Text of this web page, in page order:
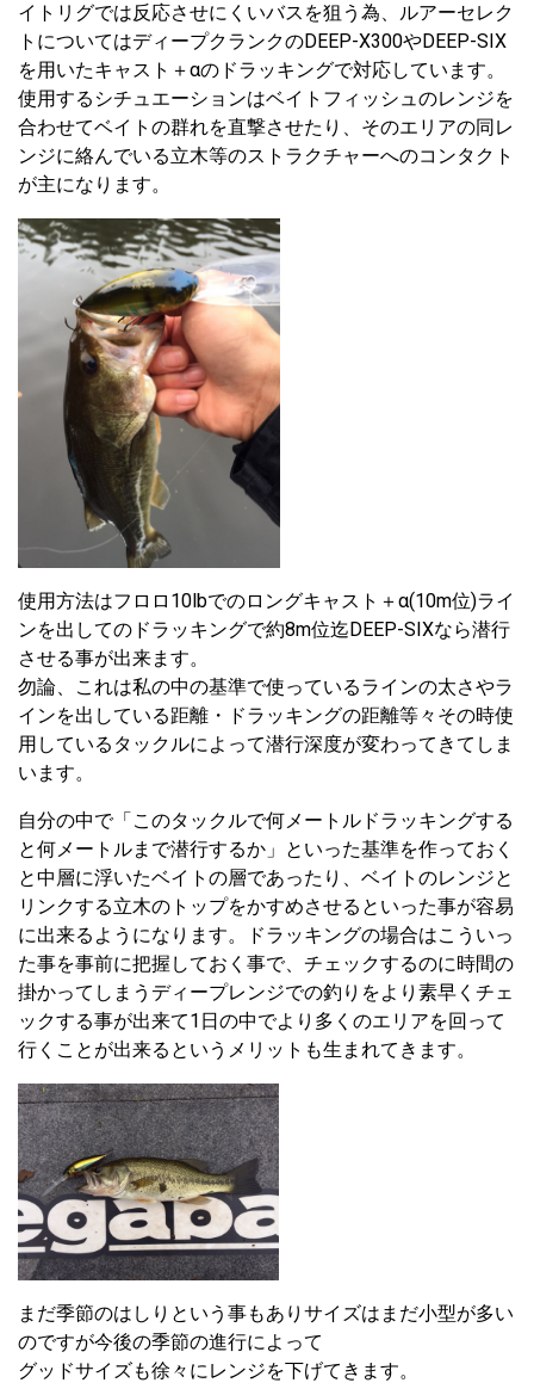
イトリグでは反応させにくいバスを狙う為、ルアーセレク
トについてはディープクランクのDEEP-X300やDEEP-SIX
を用いたキャスト＋αのドラッキングで対応しています。
使用するシチュエーションはベイトフィッシュのレンジを
合わせてベイトの群れを直撃させたり、そのエリアの同レ
ンジに絡んでいる立木等のストラクチャーへのコンタクト
が主になります。
使用方法はフロロ10lbでのロングキャスト＋α(10m位)ライ
ンを出してのドラッキングで約8m位迄DEEP-SIXなら潜行
させる事が出来ます。
勿論、これは私の中の基準で使っているラインの太さやラ
インを出している距離・ドラッキングの距離等々その時使
用しているタックルによって潜行深度が変わってきてしま
います。
自分の中で「このタックルで何メートルドラッキングする
と何メートルまで潜行するか」といった基準を作っておく
と中層に浮いたベイトの層であったり、ベイトのレンジと
リンクする立木のトップをかすめさせるといった事が容易
に出来るようになります。ドラッキングの場合はこういっ
た事を事前に把握しておく事で、チェックするのに時間の
掛かってしまうディープレンジでの釣りをより素早くチェ
ックする事が出来て1日の中でより多くのエリアを回って
行くことが出来るというメリットも生まれてきます。
まだ季節のはしりという事もありサイズはまだ小型が多い
のですが今後の季節の進行によって
グッドサイズも徐々にレンジを下げてきます。